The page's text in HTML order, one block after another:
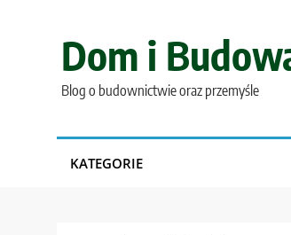
Dom i
Blog o budownictwie oraz przemyśle
KATEGORIE